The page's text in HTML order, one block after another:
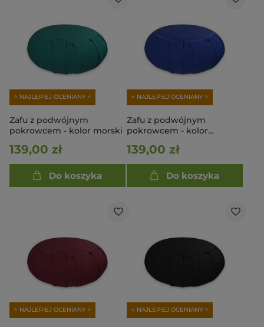
⭐ NAJLEPIEJ OCENIANY ⭐
Zafu z podwójnym
pokrowcem - kolor morski
139,00 zł
Do koszyka
⭐ NAJLEPIEJ OCENIANY ⭐
Zafu z podwójnym
pokrowcem - kolor
139,00 zł
Do koszyka
⭐ NAJLEPIEJ OCENIANY ⭐ ⭐ NAJLEPIEJ OCENIANY ⭐